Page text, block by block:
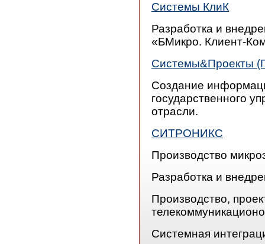
Системы КлиК
Разработка и
«БМикро. Клиент-
Системы&Проекты
Создание
государственного
отрасли.
СИТРОНИКС
Производство
Разработка и
Производство,
Системная